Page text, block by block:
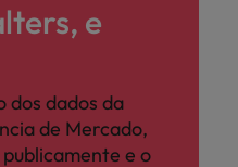
e
dos dados da
de Mercado,
e o